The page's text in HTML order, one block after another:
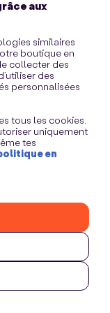
aux
similaires
boutique en
collecter des
des
personnalisées
tous les cookies.
uniquement
tes
en